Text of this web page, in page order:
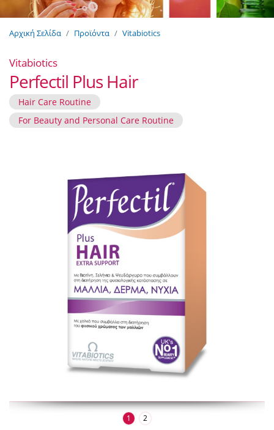
Αρχική Σελίδα Προϊόντα Vitabiotics
Vitabiotics
Perfectil Plus Hair
Hair Care Routine
For Beauty and Personal Care Routine
1 2